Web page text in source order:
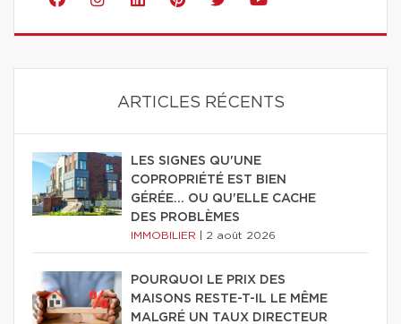
ARTICLES RÉCENTS
LES SIGNES QU'UNE
COPROPRIÉTÉ EST BIEN
GÉRÉE… OU QU'ELLE CACHE
DES PROBLÈMES
IMMOBILIER 2 août 2026
POURQUOI LE PRIX DES
MAISONS RESTE-T-IL LE MÊME
MALGRÉ UN TAUX DIRECTEUR